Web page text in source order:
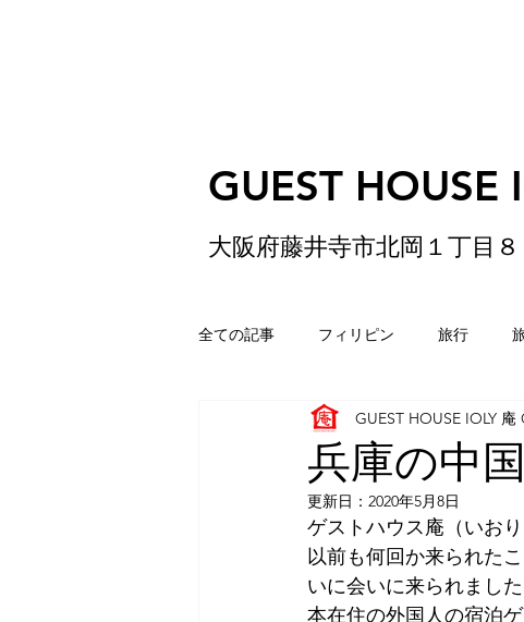
GUEST HOUSE
大阪府藤井寺市北岡１丁目８
全ての記事 フィリピン 旅行
ゲストハウス 松原 香港
Yokohama 古市古墳群
apricot university
兵庫の中国
GUEST HOUSE IOLY 庵
更新日： 2020年5月8日
ゲストハウス庵（いお
以前も何回か来られた
いに会いに来られまし
本在住の外国人の宿泊